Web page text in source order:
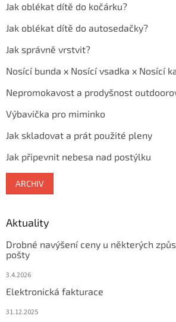
Jak oblékat dítě do kočárku?
Jak oblékat dítě do autosedačky?
Jak správně vrstvit?
Nosící bunda x Nosící vsadka x Nosící
Nepromokavost a prodyšnost
Výbavička pro miminko
Jak skladovat a prát použité pleny
Jak připevnit nebesa nad postýlku
ARCHIV
Aktuality
Drobné navýšení ceny u některých
pošty
3.4.2026
Elektronická fakturace
31.12.2025